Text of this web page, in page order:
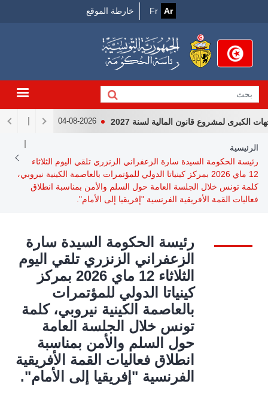
الرئيسي
Fr Ar
Menu
خارطة الموقع
لمشروع قانون المالية لسنة 2027 04-08-2026 لقاء رئيس
Breadcrumb
الرئيسية
رئيسة الحكومة السيدة سارة الزعفراني الزنزري تلقي اليوم الثلاثاء
12 ماي 2026 بمركز كينياتا الدولي للمؤتمرات بالعاصمة الكينية نيروبي،
كلمة تونس خلال الجلسة العامة حول السلم والأمن بمناسبة انطلاق
فعاليات القمة الأفريقية الفرنسية "إفريقيا إلى الأمام".
رئيسة الحكومة السيدة سارة
الزعفراني الزنزري تلقي اليوم
الثلاثاء 12 ماي 2026 بمركز
كينياتا الدولي للمؤتمرات
بالعاصمة الكينية نيروبي، كلمة
تونس خلال الجلسة العامة
حول السلم والأمن بمناسبة
انطلاق فعاليات القمة الأفريقية
الفرنسية "إفريقيا إلى الأمام".